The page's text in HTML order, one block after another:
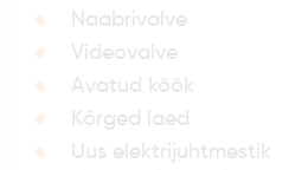
Naabrivalve
Videovalve
Avatud köök
Kõrged laed
Uus elektrijuhtmestik